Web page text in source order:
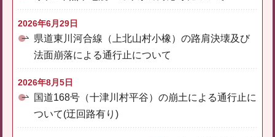
2026年6月29日
県道東川河合線（上北山村小橡）の路肩決壊及び
法面崩落による通行止について
2026年8月5日
国道168号（十津川村平谷）の崩土による通行止に
ついて(迂回路有り)